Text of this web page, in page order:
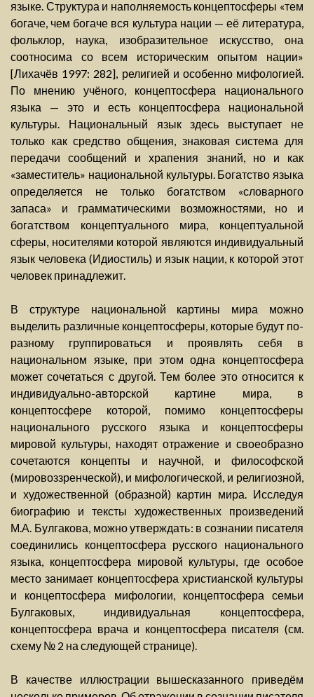
языке. Структура и наполняемость концептосферы «тем
богаче, чем богаче вся культура нации — её литература,
фольклор, наука, изобразительное искусство, она
соотносима со всем историческим опытом нации»
[Лихачёв 1997: 282], религией и особенно мифологией.
По мнению учёного, концептосфера национального
языка — это и есть концептосфера национальной
культуры. Национальный язык здесь выступает не
только как средство общения, знаковая система для
передачи сообщений и храпения знаний, но и как
«заместитель» национальной культуры. Богатство языка
определяется не только богатством «словарного
запаса» и грамматическими возможностями, но и
богатством концептуального мира, концептуальной
сферы, носителями которой являются индивидуальный
язык человека (Идиостиль) и язык нации, к которой этот
человек принадлежит.
В структуре национальной картины мира можно
выделить различные концептосферы, которые будут по-
разному группироваться и проявлять себя в
национальном языке, при этом одна концептосфера
может сочетаться с другой. Тем более это относится к
индивидуально-авторской картине мира, в
концептосфере которой, помимо концептосферы
национального русского языка и концептосферы
мировой культуры, находят отражение и своеобразно
сочетаются концепты и научной, и философской
(мировоззренческой), и мифологической, и религиозной,
и художественной (образной) картин мира. Исследуя
биографию и тексты художественных произведений
М.А. Булгакова, можно утверждать: в сознании писателя
соединились концептосфера русского национального
языка, концептосфера мировой культуры, где особое
место занимает концептосфера христианской культуры
и концептосфера мифологии, концептосфера семьи
Булгаковых, индивидуальная концептосфера,
концептосфера врача и концептосфера писателя (см.
схему № 2 на следующей странице).
В качестве иллюстрации вышесказанного приведём